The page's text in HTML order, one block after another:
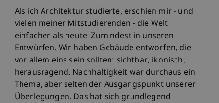
Als ich Architektur studierte, erschien mir - und
vielen meiner Mitstudierenden - die Welt
einfacher als heute. Zumindest in unseren
Entwürfen. Wir haben Gebäude entworfen, die
vor allem eins sein sollten: sichtbar, ikonisch,
herausragend. Nachhaltigkeit war durchaus ein
Thema, aber selten der Ausgangspunkt unserer
Überlegungen. Das hat sich grundlegend